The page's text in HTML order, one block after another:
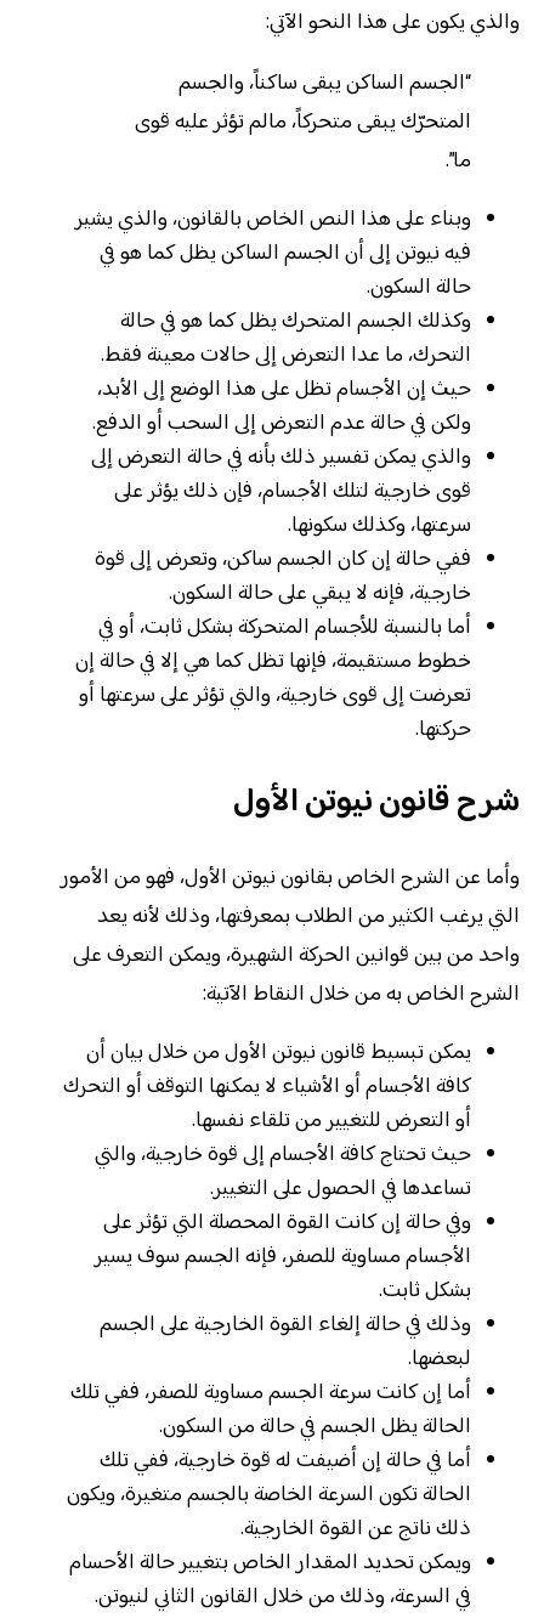
والذي يكون على هذا النحو الآتي:
“الجسم الساكن يبقى ساكناً، والجسم
المتحرّك يبقى متحركاً، مالم تؤثر عليه قوى
ما”.
وبناء على هذا النص الخاص بالقانون، والذي يشير
فيه نيوتن إلى أن الجسم الساكن يظل كما هو في
حالة السكون.
وكذلك الجسم المتحرك يظل كما هو في حالة
التحرك، ما عدا التعرض إلى حالات معينة فقط.
حيث إن الأجسام تظل على هذا الوضع إلى الأبد،
ولكن في حالة عدم التعرض إلى السحب أو الدفع.
والذي يمكن تفسير ذلك بأنه في حالة التعرض إلى
قوى خارجية لتلك الأجسام، فإن ذلك يؤثر على
سرعتها، وكذلك سكونها.
ففي حالة إن كان الجسم ساكن، وتعرض إلى قوة
خارجية، فإنه لا يبقي على حالة السكون.
أما بالنسبة للأجسام المتحركة بشكل ثابت، أو في
خطوط مستقيمة، فإنها تظل كما هي إلا في حالة إن
تعرضت إلى قوى خارجية، والتي تؤثر على سرعتها أو
حركتها.
شرح قانون نيوتن الأول
وأما عن الشرح الخاص بقانون نيوتن الأول، فهو من الأمور
التي يرغب الكثير من الطلاب بمعرفتها، وذلك لأنه يعد
واحد من بين قوانين الحركة الشهيرة، ويمكن التعرف على
الشرح الخاص به من خلال النقاط الآتية:
يمكن تبسيط قانون نيوتن الأول من خلال بيان أن
كافة الأجسام أو الأشياء لا يمكنها التوقف أو التحرك
أو التعرض للتغيير من تلقاء نفسها.
حيث تحتاج كافة الأجسام إلى قوة خارجية، والتي
تساعدها في الحصول على التغيير.
وفي حالة إن كانت القوة المحصلة التي تؤثر على
الأجسام مساوية للصفر، فإنه الجسم سوف يسير
بشكل ثابت.
وذلك في حالة إلغاء القوة الخارجية على الجسم
لبعضها.
أما إن كانت سرعة الجسم مساوية للصفر، ففي تلك
الحالة يظل الجسم في حالة من السكون.
أما في حالة إن أضيفت له قوة خارجية، ففي تلك
الحالة تكون السرعة الخاصة بالجسم متغيرة، ويكون
ذلك ناتج عن القوة الخارجية.
ويمكن تحديد المقدار الخاص بتغيير حالة الأحسام
في السرعة، وذلك من خلال القانون الثاني لنيوتن.